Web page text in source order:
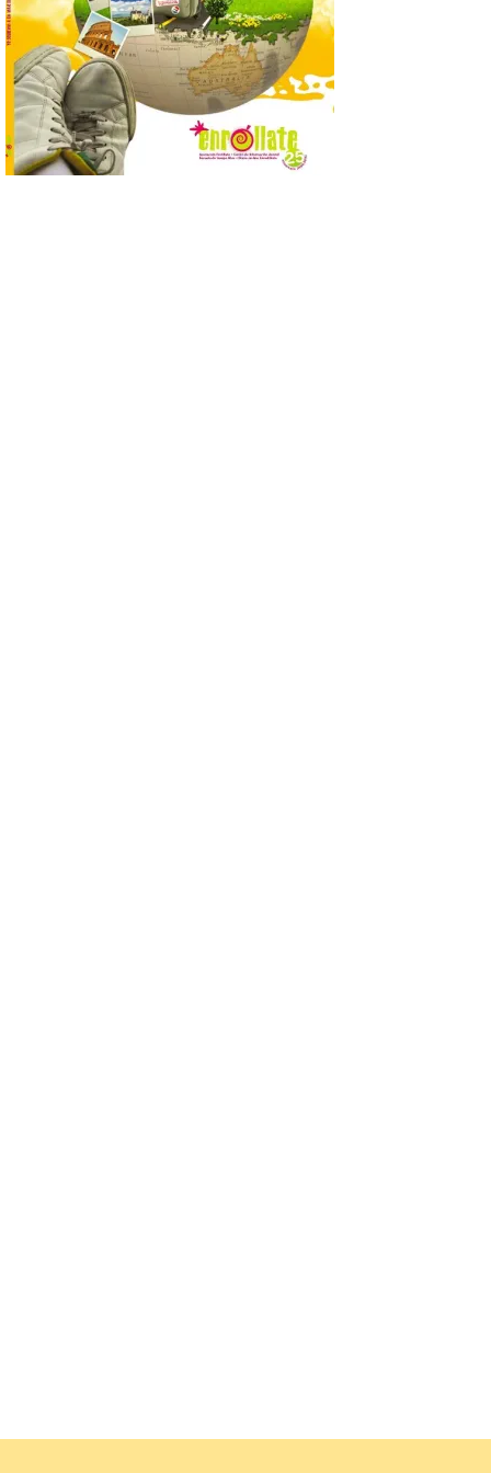
así localizar el lugar ideal
para observar el eclipse
solar del 12 de agosto de 2026 sin
obstáculos. El visor es una herramienta a
la […]
Paradores renueva su
compromiso con La Vuelta